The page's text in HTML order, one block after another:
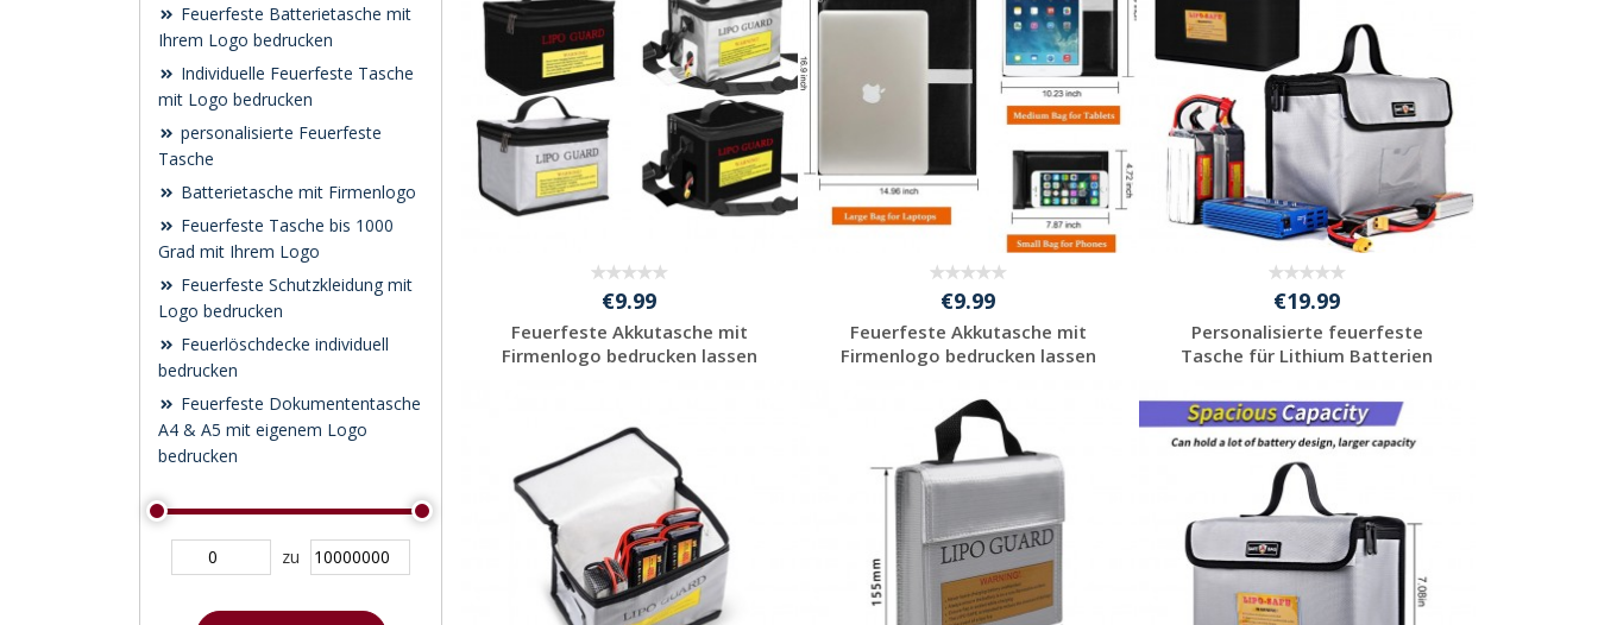
Feuerfeste Batterietasche mit
Ihrem Logo bedrucken
Individuelle Feuerfeste Tasche
mit Logo bedrucken
personalisierte Feuerfeste
Tasche
Batterietasche mit Firmenlogo
Feuerfeste Tasche bis 1000
Grad mit Ihrem Logo
Feuerfeste Schutzkleidung mit
Logo bedrucken
Feuerlöschdecke individuell
bedrucken
Feuerfeste Dokumententasche
A4 & A5 mit eigenem Logo
bedrucken
zu
€9.99
Feuerfeste Akkutasche mit
Firmenlogo bedrucken lassen
anfordern
€9.99
Feuerfeste Akkutasche mit
Firmenlogo bedrucken lassen
Jetzt Angebot
anfordern
€19.99
Personalisierte feuerfeste
Tasche für Lithium Batterien
Jetzt Angebot
anfordern